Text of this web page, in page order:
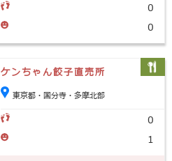
0
0
ケンちゃん餃子直売所
東京都・国分寺・多摩北部
0
1